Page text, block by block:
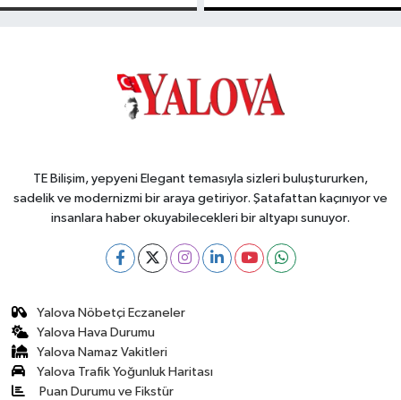
Ortak ATM
TE Bilişim, yepyeni Elegant temasıyla sizleri buluştururken,
sadelik ve modernizmi bir araya getiriyor. Şatafattan kaçınıyor ve
insanlara haber okuyabilecekleri bir altyapı sunuyor.
Yalova Nöbetçi Eczaneler
Yalova Hava Durumu
Yalova Namaz Vakitleri
Yalova Trafik Yoğunluk Haritası
Puan Durumu ve Fikstür